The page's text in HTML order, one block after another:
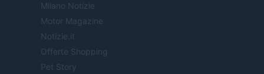
Milano Notizie
Motor Magazine
Notizie.it
Offerte Shopping
Pet Story